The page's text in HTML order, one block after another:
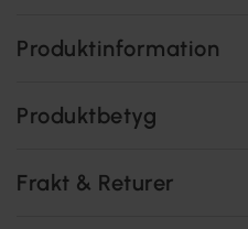
Produktinformation
Produktbetyg
Frakt & Returer